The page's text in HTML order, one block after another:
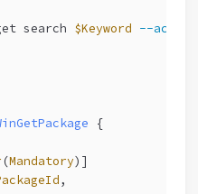
search $Keyword --
{
(Mandatory)]
,